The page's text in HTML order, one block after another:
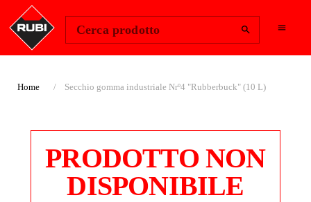
Cerca prodotto
Home Secchio gomma industriale Nrº4 "Rubberbuck" (10 L)
PRODOTTO NON
DISPONIBILE